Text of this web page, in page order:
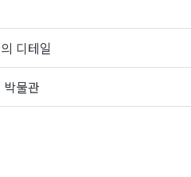
디테일
박물관